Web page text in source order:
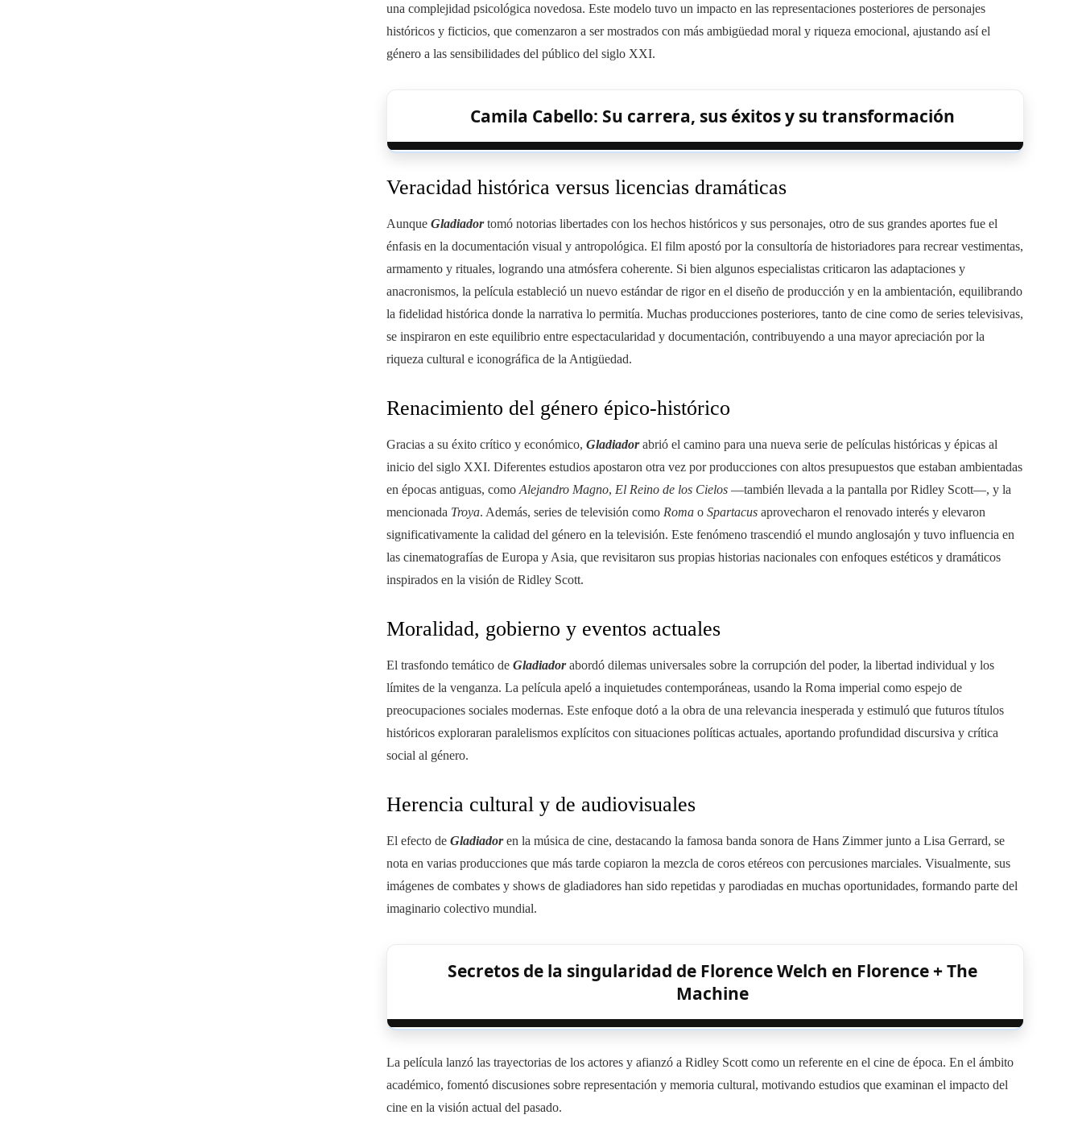
una complejidad psicológica novedosa. Este modelo tuvo un impacto en las representaciones posteriores de personajes
históricos y ficticios, que comenzaron a ser mostrados con más ambigüedad moral y riqueza emocional, ajustando así el
género a las sensibilidades del público del siglo XXI.
Camila Cabello: Su carrera, sus éxitos y su transformación
Veracidad histórica versus licencias dramáticas
Aunque Gladiadortomó notorias libertades con los hechos históricos y sus personajes, otro de sus grandes aportes fue el
énfasis en la documentación visual y antropológica. El film apostó por la consultoría de historiadores para recrear vestimentas,
armamento y rituales, logrando una atmósfera coherente. Si bien algunos especialistas criticaron las adaptaciones y
anacronismos, la película estableció un nuevo estándar de rigor en el diseño de producción y en la ambientación, equilibrando
la fidelidad histórica donde la narrativa lo permitía. Muchas producciones posteriores, tanto de cine como de series televisivas,
se inspiraron en este equilibrio entre espectacularidad y documentación, contribuyendo a una mayor apreciación por la
riqueza cultural e iconográfica de la Antigüedad.
Renacimiento del género épico-histórico
Gracias a su éxito crítico y económico, Gladiadorabrió el camino para una nueva serie de películas históricas y épicas al
inicio del siglo XXI. Diferentes estudios apostaron otra vez por producciones con altos presupuestos que estaban ambientadas
en épocas antiguas, como Alejandro Magno, El Reino de los Cielos —también llevada a la pantalla por Ridley Scott—, y la
mencionada Troya. Además, series de televisión como Roma o Spartacus aprovecharon el renovado interés y elevaron
significativamente la calidad del género en la televisión. Este fenómeno trascendió el mundo anglosajón y tuvo influencia en
las cinematografías de Europa y Asia, que revisitaron sus propias historias nacionales con enfoques estéticos y dramáticos
inspirados en la visión de Ridley Scott.
Moralidad, gobierno y eventos actuales
El trasfondo temático de Gladiadorabordó dilemas universales sobre la corrupción del poder, la libertad individual y los
límites de la venganza. La película apeló a inquietudes contemporáneas, usando la Roma imperial como espejo de
preocupaciones sociales modernas. Este enfoque dotó a la obra de una relevancia inesperada y estimuló que futuros títulos
históricos exploraran paralelismos explícitos con situaciones políticas actuales, aportando profundidad discursiva y crítica
social al género.
Herencia cultural y de audiovisuales
El efecto de Gladiadoren la música de cine, destacando la famosa banda sonora de Hans Zimmer junto a Lisa Gerrard, se
nota en varias producciones que más tarde copiaron la mezcla de coros etéreos con percusiones marciales. Visualmente, sus
imágenes de combates y shows de gladiadores han sido repetidas y parodiadas en muchas oportunidades, formando parte del
imaginario colectivo mundial.
Secretos de la singularidad de Florence Welch en Florence + The
Machine
La película lanzó las trayectorias de los actores y afianzó a Ridley Scott como un referente en el cine de época. En el ámbito
académico, fomentó discusiones sobre representación y memoria cultural, motivando estudios que examinan el impacto del
cine en la visión actual del pasado.